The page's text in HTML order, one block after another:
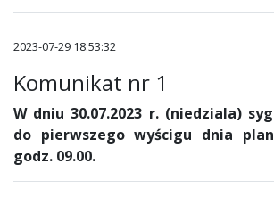
2023-07-29 18:53:32
Komunikat nr 1
W dniu 30.07.2023 r. (niedziala)
do pierwszego wyścigu dnia
godz. 09.00.